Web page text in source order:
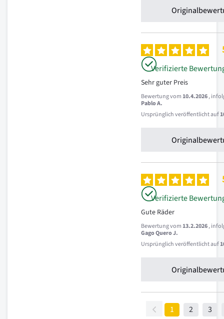
Verifizierte
Sehr guter Preis
Bewertung vom10.4.2026,
Pablo A.
Ursprünglich veröffentlicht auf
Verifizierte
Gute Räder
Bewertung vom13.2.2026,
Gago Quero J.
Ursprünglich veröffentlicht auf
1 2 3